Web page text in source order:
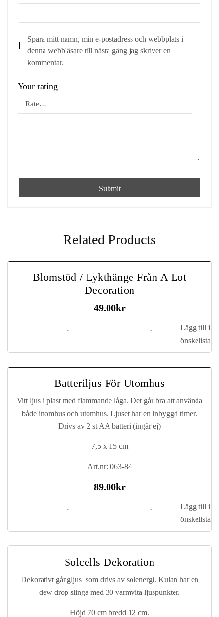
Spara mitt namn, min e-postadress och webbplats i
denna webbläsare till nästa gång jag skriver en
kommentar.
Your rating
Related Products
Blomstöd / Lykthänge Från A Lot
Decoration
49.00kr
Lägg till i
önskelista
Batteriljus För Utomhus
Vitt ljus i plast med flammande låga. Det går bra att använda
både inomhus och utomhus. Ljuset har en inbyggd timer.
Drivs av 2 st AA batteri (ingår ej)
7,5 x 15 cm
Art.nr: 063-84
89.00kr
Lägg till i
önskelista
Solcells Dekoration
Dekorativt gångljus som drivs av solenergi. Kulan har en
dew drop slinga med 30 varmvita ljuspunkter.
Höjd 70 cm bredd 12 cm.